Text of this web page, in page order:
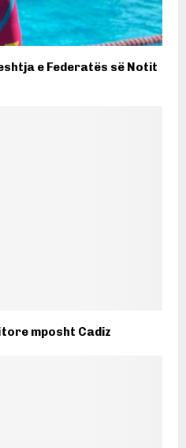
e Federatës së Notit
mposht Cadiz